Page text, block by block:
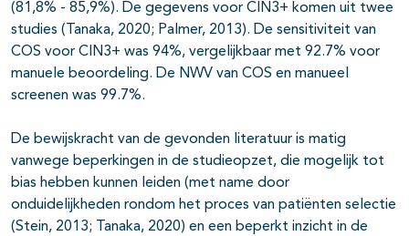
(81,8% - 85,9%). De gegevens voor CIN3+ komen uit twee
studies (Tanaka, 2020; Palmer, 2013). De sensitiviteit van
COS voor CIN3+ was 94%, vergelijkbaar met 92.7% voor
manuele beoordeling. De NWV van COS en manueel
screenen was 99.7%.
De bewijskracht van de gevonden literatuur is matig
vanwege beperkingen in de studieopzet, die mogelijk tot
bias hebben kunnen leiden (met name door
onduidelijkheden rondom het proces van patiënten selectie
(Stein, 2013; Tanaka, 2020) en een beperkt inzicht in de